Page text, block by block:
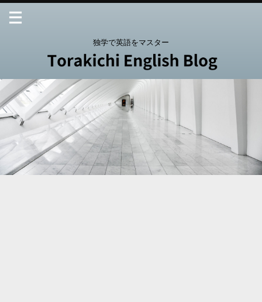
独学で英語をマスター